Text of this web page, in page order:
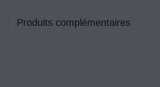
Produits complémentaires